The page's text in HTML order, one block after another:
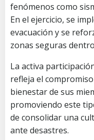
fenómenos como
En el ejercicio, se
evacuación y se
zonas seguras
La activa
refleja el
bienestar de sus
promoviendo este
de consolidar una
ante desastres.